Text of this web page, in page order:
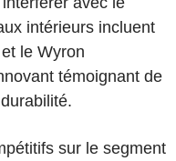
intérieurs incluent
le Wyron
témoignant de
sur le segment